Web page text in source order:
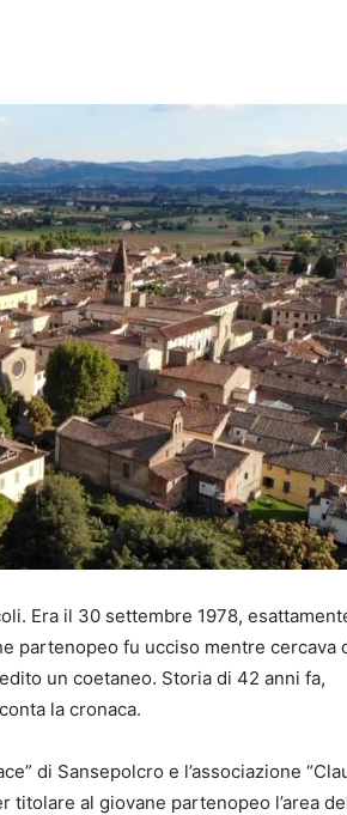
Era il 30 settembre 1978,
partenopeo fu ucciso mentre cercava
un coetaneo. Storia di 42 anni fa,
la cronaca.
di Sansepolcro e l’associazione
titolare al giovane partenopeo l’area